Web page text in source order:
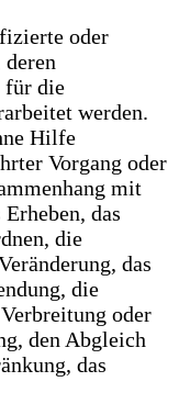
oder
für die
werden.
Hilfe
Vorgang oder
mit
das
die
das
die
oder
den Abgleich
das